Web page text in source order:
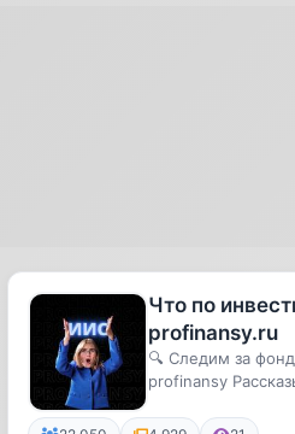
Что по
profinansy.ru
🔍 Следим за
profinansy